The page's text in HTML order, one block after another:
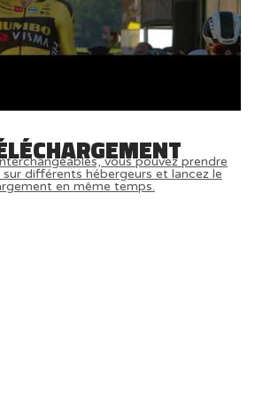
vous pouvez prendre
différents hébergeurs et lancez le
en même temps.